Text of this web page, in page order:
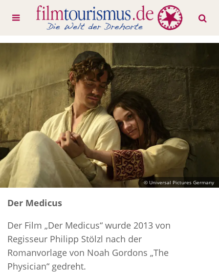
© Universal Pictures Germany
Der Medicus
Der Film „Der Medicus“ wurde 2013 von
Regisseur Philipp Stölzl nach der
Romanvorlage von Noah Gordons „The
Physician“ gedreht.